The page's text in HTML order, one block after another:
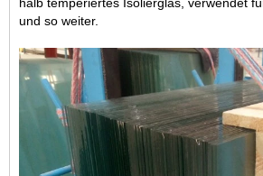
und so weiter.